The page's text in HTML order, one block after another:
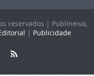
reservados | Publineiva,
| Publicidade